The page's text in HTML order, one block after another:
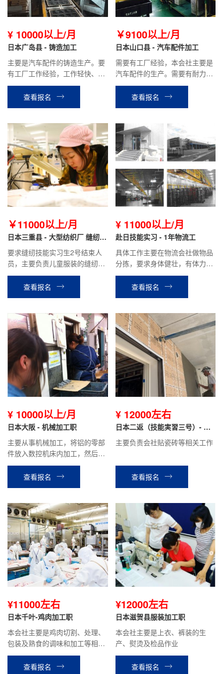
¥ 10000以上/月
日本广岛县 - 铸造加工
主要是汽车配件的铸造生产。要
有工厂工作经验，工作轻快、简
单、体面；目前会社前辈平均月
收入约18万以上
查看报名
￥9100以上/月
日本山口县 - 汽车配件加工
需要有工厂经验，本会社主要是
汽车配件的生产。需要有耐力，
手指灵巧，健康并且有体力的
人，平均月收入约18万日元以
上。
查看报名
￥11000以上/月
日本三重县 - 大型纺织厂 缝纫职
（技能实习生3号）
要求缝纫技能实习生2号结束人
员，主要负责儿童服装的缝纫，
熨烫及检品作业，到手工资23万
日元以上。需要有耐力，手指灵
巧，认真，性格开朗的人。
查看报名
¥ 11000以上/月
赴日技能实习 - 1年物流工
具体工作主要在物流会社做物品
分拣，要求身体健壮，有体力的
人。患有颈椎、腰疼等关节病，
慢性病的不可以。贫血，头晕，
癫痫，色盲不可以。
查看报名
¥ 10000以上/月
日本大阪 - 机械加工职
主要从事机械加工，将铝的零部
件放入数控机床内加工，然后取
出。工作简单，做的是发动机的
零部件。平均到手工资18万日元
以上。
查看报名
¥ 12000左右
日本二返（技能実習三号）- 兵
庫県瓷砖工
主要负责会社贴瓷砖等相关工作
查看报名
¥11000左右
日本千叶-鸡肉加工职
本会社主要是鸡肉切割、处理、
包装及熟食的调味和加工等相关
工作。
查看报名
¥12000左右
日本滋贺县服装加工职
本会社主要是上衣、裤装的生
产、熨烫及检品作业
查看报名